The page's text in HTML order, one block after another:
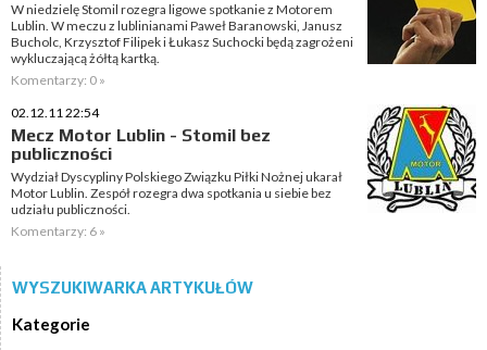
W niedzielę Stomil rozegra ligowe spotkanie z Motorem
Lublin. W meczu z lublinianami Paweł Baranowski, Janusz
Bucholc, Krzysztof Filipek i Łukasz Suchocki będą zagrożeni
wykluczającą żółtą kartką.
Komentarzy: 0 »
02.12.11 22:54
Mecz Motor Lublin - Stomil bez
publiczności
Wydział Dyscypliny Polskiego Związku Piłki Nożnej ukarał
Motor Lublin. Zespół rozegra dwa spotkania u siebie bez
udziału publiczności.
Komentarzy: 6 »
WYSZUKIWARKA ARTYKUŁÓW
Kategorie